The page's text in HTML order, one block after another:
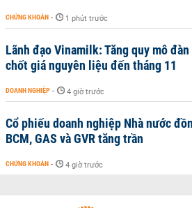
CHỨNG KHOÁN - 1 phút trước
Lãnh đạo Vinamilk: Tăng quy mô
chốt giá nguyên liệu đến tháng 11
DOANH NGHIỆP - 4 giờ trước
Cổ phiếu doanh nghiệp Nhà nước
BCM, GAS và GVR tăng trần
CHỨNG KHOÁN - 4 giờ trước